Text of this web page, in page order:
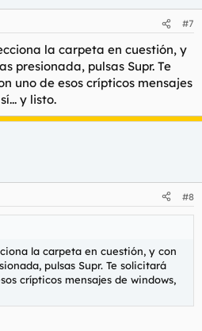
#7
la carpeta en cuestión, y
presionada, pulsas Supr. Te
uno de esos crípticos mensajes
y listo.
#8
la carpeta en cuestión, y con
pulsas Supr. Te solicitará
crípticos mensajes de windows,